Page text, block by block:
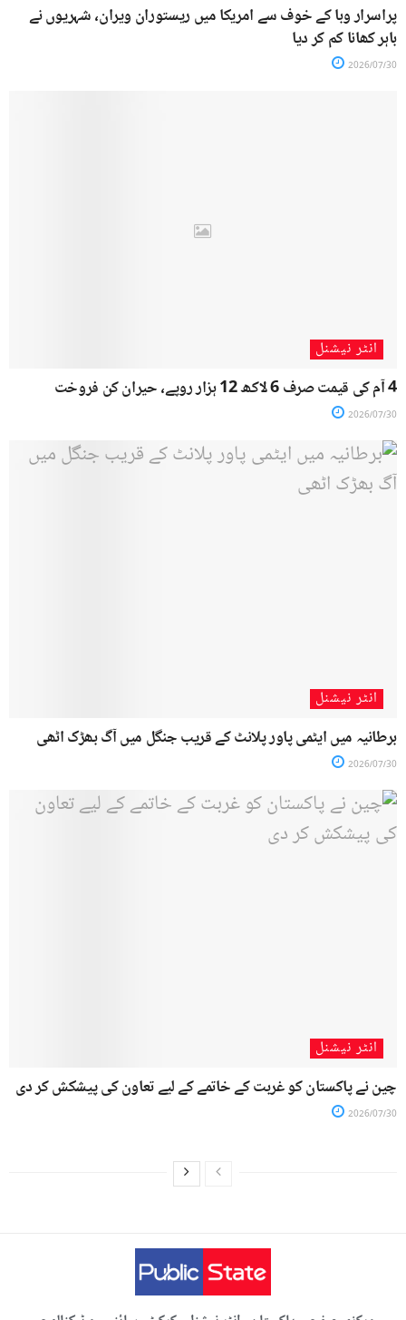
پراسرار وبا کے خوف سے امریکا میں ریستوران ویران، شہریوں نے
باہر کھانا کم کر دیا
2026/07/30
انٹر نیشنل
4 آم کی قیمت صرف 6 لاکھ 12 ہزار روپے، حیران کن فروخت
2026/07/30
انٹر نیشنل
برطانیہ میں ایٹمی پاور پلانٹ کے قریب جنگل میں آگ بھڑک اٹھی
2026/07/30
انٹر نیشنل
چین نے پاکستان کو غربت کے خاتمے کے لیے تعاون کی پیشکش کر دی
2026/07/30